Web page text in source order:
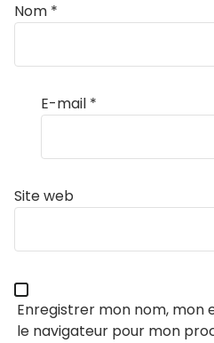
Nom *
E-mail *
Site web
Enregistrer mon nom, mon
le navigateur pour mon